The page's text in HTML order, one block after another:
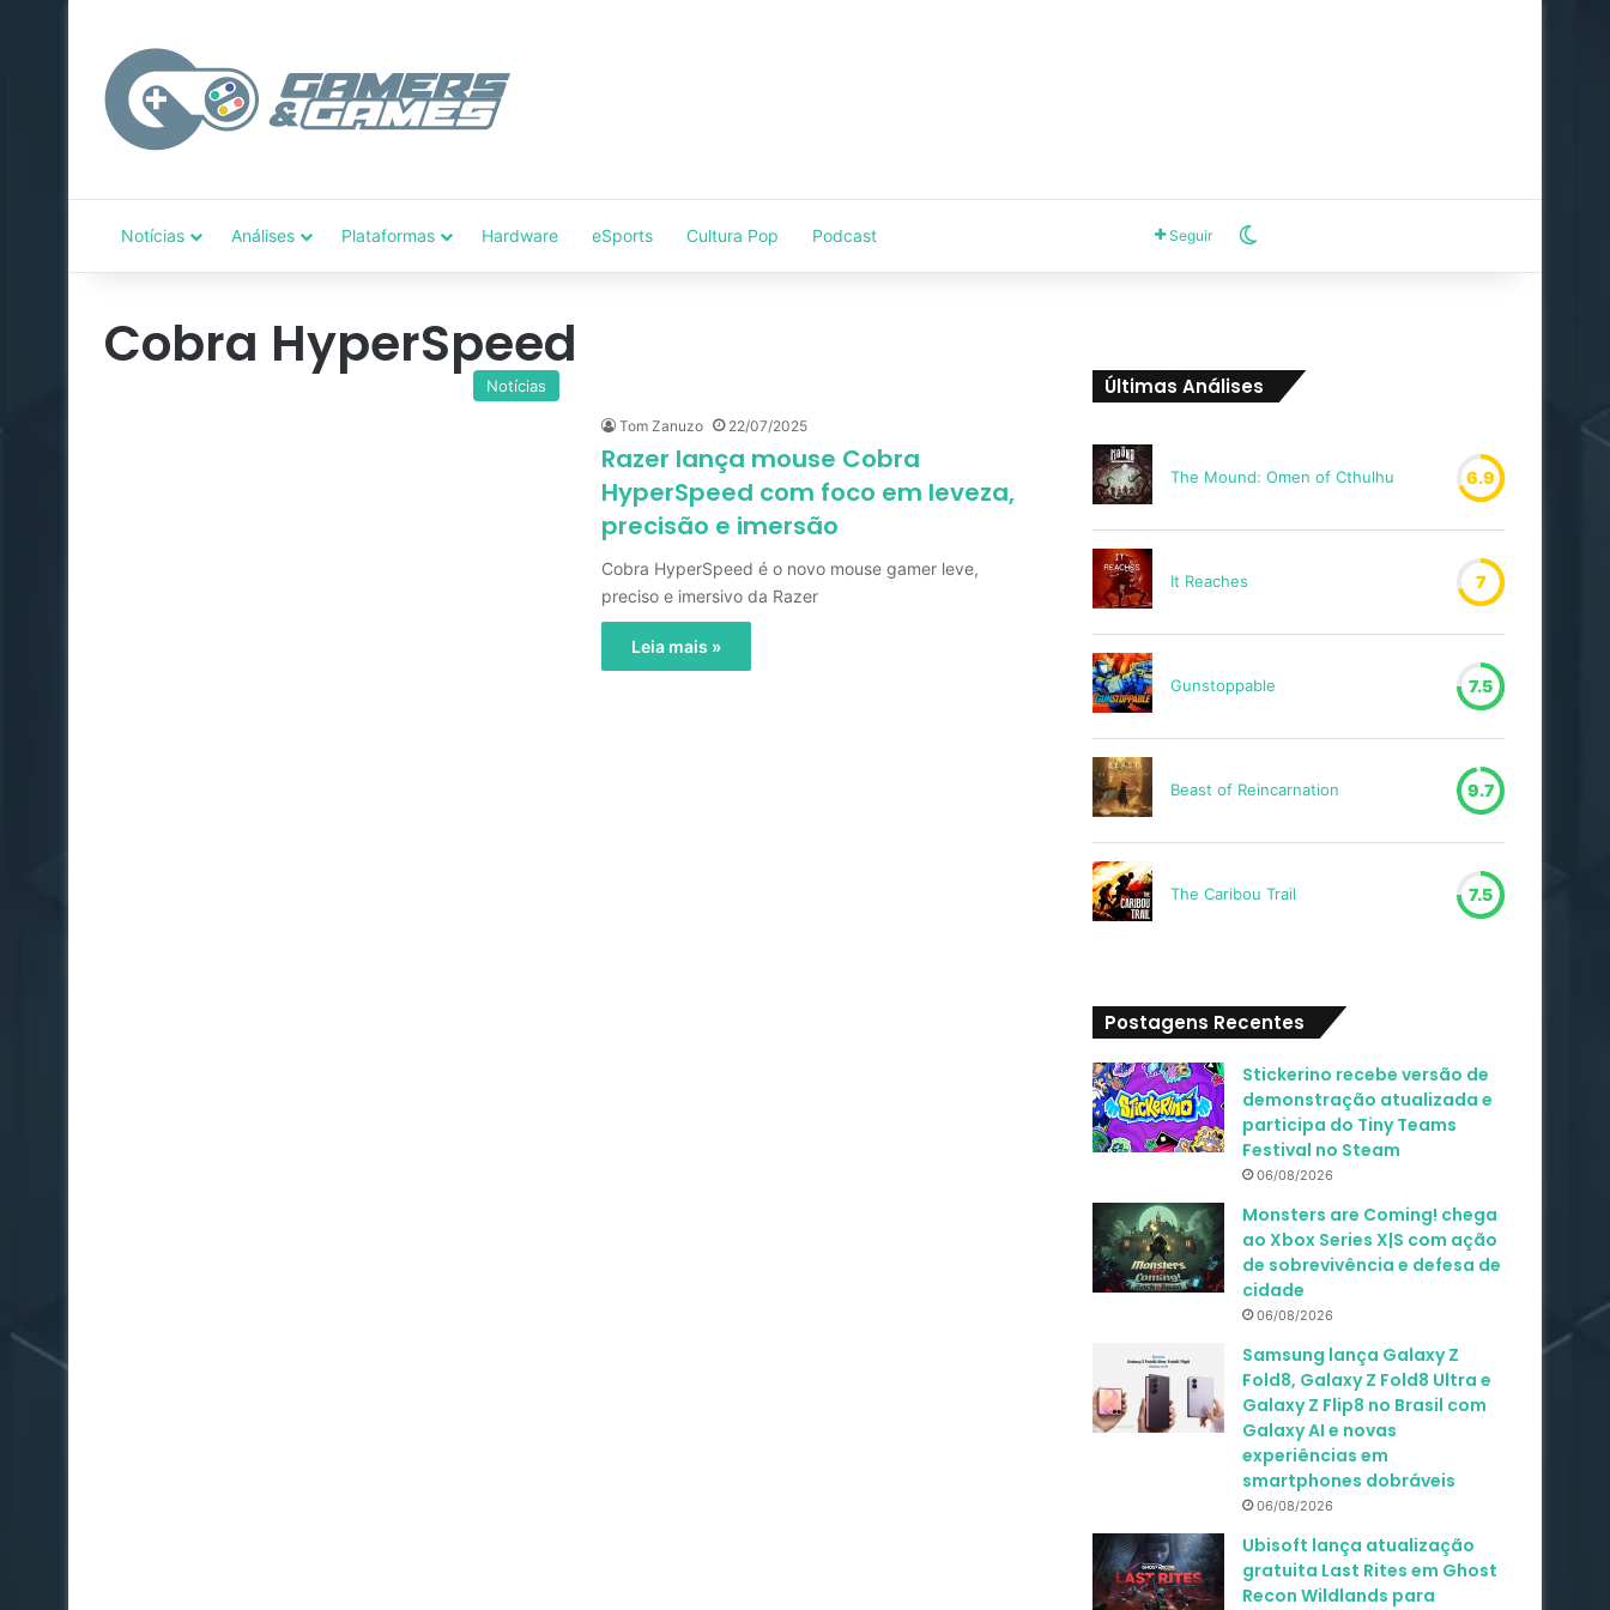
Notícias Análises Plataformas Hardware eSports Cultura Pop Podcast Seguir
Cobra HyperSpeed
Notícias
Tom Zanuzo 22/07/2025
Razer lança mouse Cobra
HyperSpeed com foco em leveza,
precisão e imersão
Cobra HyperSpeed é o novo mouse gamer leve,
preciso e imersivo da Razer
Leia mais »
Últimas Análises
The Mound: Omen of Cthulhu 6.9
It Reaches 7
Gunstoppable 7.5
Beast of Reincarnation 9.7
The Caribou Trail 7.5
Postagens Recentes
Stickerino recebe versão de
demonstração atualizada e
participa do Tiny Teams
Festival no Steam
06/08/2026
Monsters are Coming! chega
ao Xbox Series X|S com ação
de sobrevivência e defesa de
cidade
06/08/2026
Samsung lança Galaxy Z
Fold8, Galaxy Z Fold8 Ultra e
Galaxy Z Flip8 no Brasil com
Galaxy AI e novas
experiências em
smartphones dobráveis
06/08/2026
Ubisoft lança atualização
gratuita Last Rites em Ghost
Recon Wildlands para